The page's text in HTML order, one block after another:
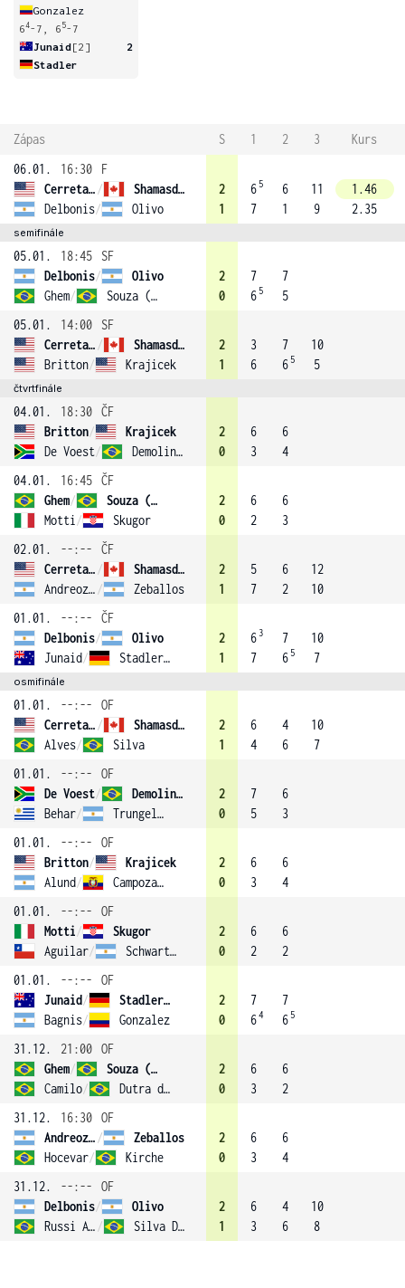
Gonzalez
64-7, 6 5-7
Junaid[2]
2
Stadler
Zápas S 1 2 3
Kurs
06.01.
16:30
F
Cerretani /
Shamasdin (1)
Delbonis/ Olivo
2
1
6 5
7
6
1
11
9
1.46
2.35
semifinále
05.01. 18:45
SF
Delbonis/
Olivo
Ghem/ Souza (3)
2
0
7
6 5
7
5
05.01.
14:00
SF
Cerretani /
Shamasdin (1)
Britton/ Krajicek
2
1
3
6
7
6 5
10
5
čtvrtfinále
04.01. 18:30 ČF
Britton/
Krajicek
De Voest/ Demoliner (4)
2
0
6
3
6
4
04.01.
16:45 ČF
Ghem/
Souza (3)
Motti / Skugor
2
0
6
2
6
3
02.01.
--:--
ČF
Cerretani /
Shamasdin (1)
Andreozzi / Zeballos
2
1
5
7
6
2
12
10
01.01.
--:--
ČF
Delbonis/
Olivo
Junaid/ Stadler (2)
2
1
6 3
7
7
6 5
10
7
osmifinále
01.01. --:--
OF
Cerretani /
Shamasdin (1)
Alves/ Silva
2
1
6
4
4
6
10
7
01.01.
--:--
OF
De Voest/
Demoliner (4)
Behar/ Trungelliti
2
0
7
5
6
3
01.01.
--:--
OF
Britton/
Krajicek
Alund/ Campozano
2
0
6
3
6
4
01.01.
--:--
OF
Motti/
Skugor
Aguilar/ Schwartzman
2
0
6
2
6
2
01.01.
--:--
OF
Junaid/
Stadler (2)
Bagnis/ Gonzalez
2
0
7
64
7
6 5
31.12. 21:00 OF
Ghem/
Souza (3)
Camilo/ Dutra da Silva
2
0
6
3
6
2
31.12.
16:30 OF
Andreozzi /
Zeballos
Hocevar/ Kirche
2
0
6
3
6
4
31.12.
--:--
OF
Delbonis/
Olivo
Russi Assumpcao / Silva Dutra
2
1
6
3
4
6
10
8